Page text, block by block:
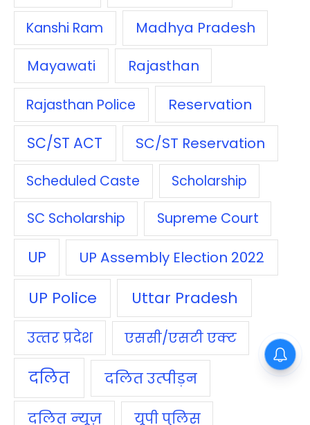
Kanshi Ram
Madhya Pradesh
Mayawati
Rajasthan
Rajasthan Police Reservation
SC/ST ACT SC/ST Reservation
Scheduled Caste Scholarship
SC Scholarship Supreme Court
UP UP Assembly Election 2022
UP Police Uttar Pradesh
उत्‍तर प्रदेश एससी/एसटी एक्‍ट
दलित दलित उत्‍पीड़न
दलित न्‍यूज़ यूपी पुलिस